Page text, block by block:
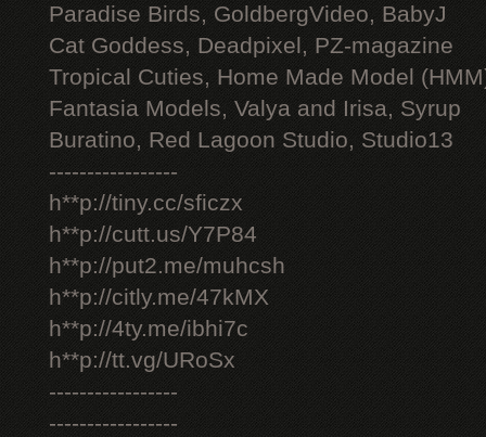
Paradise Birds, GoldbergVideo, BabyJ
Cat Goddess, Deadpixel, PZ-magazine
Tropical Cuties, Home Made Model
Fantasia Models, Valya and Irisa, Syrup
Buratino, Red Lagoon Studio, Studio13
-----------------
h**p://tiny.cc/sficzx
h**p://cutt.us/Y7P84
h**p://put2.me/muhcsh
h**p://citly.me/47kMX
h**p://4ty.me/ibhi7c
h**p://tt.vg/URoSx
-----------------
-----------------